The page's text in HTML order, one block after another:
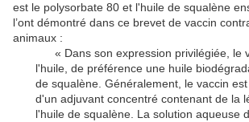
est le polysorbate 80 et l'huile de squalène
l’ont démontré dans ce brevet de vaccin
animaux :
« Dans son expression privilégiée, le
l'huile, de préférence une huile
de squalène. Généralement, le vaccin
d'un adjuvant concentré contenant de la
l'huile de squalène. La solution aqueuse